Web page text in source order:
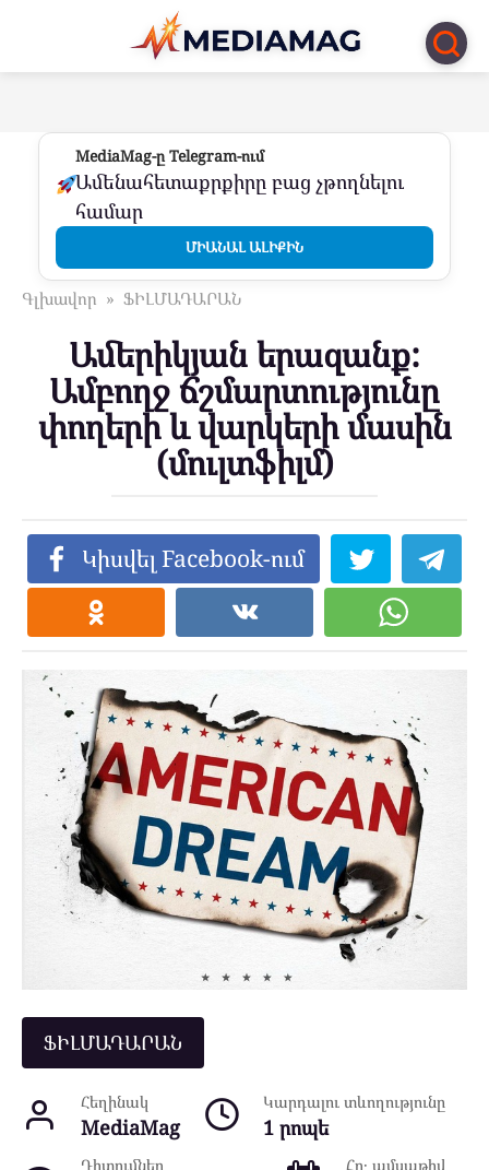
Перейти
контенту
MediaMag-ը Telegram-ում
Ամենահետաքրքիրը բաց չթողնելու
համար
ՄԻԱՆԱԼ ԱԼԻՔԻՆ
Գլխավոր » ՖԻԼՄԱԴԱՐԱՆ
Ամերիկյան երազանք:
Ամբողջ ճշմարտությունը
փողերի և վարկերի մասին
(մուլտֆիլմ)
Կիսվել Facebook-ում
ՖԻԼՄԱԴԱՐԱՆ
Հեղինակ
MediaMag
Կարդալու տևողությունը
1 րոպե
Դիտումներ Հր․ ամսաթիվ